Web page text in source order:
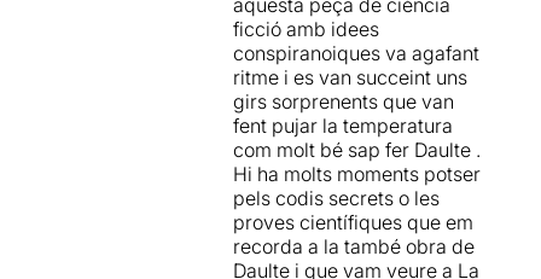
Se nota que la obra ha sido
escrita en pandemia, ya que
se ubica en uncontexto de
paranoia que nos resuena
donde la certeza no existe.
La obra plantea un juego de
creencias constantes donde
nada es lo que parece.
Porcia, al igual que el
espectador, irá cambiando
de opinión y de bando
influenciada por su entorno.
ficció amb idees
conspiranoiques va agafant
ritme i es van succeint uns
girs sorprenents que van
fent pujar la temperatura
com molt bé sap fer Daulte .
Hi ha molts moments potser
pels codis secrets o les
proves científiques que em
recorda a la també obra de
Daulte i que vam veure a La